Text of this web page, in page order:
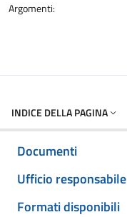
Argomenti:
INDICE DELLA PAGINA
Documenti
Ufficio responsabile
Formati disponibili